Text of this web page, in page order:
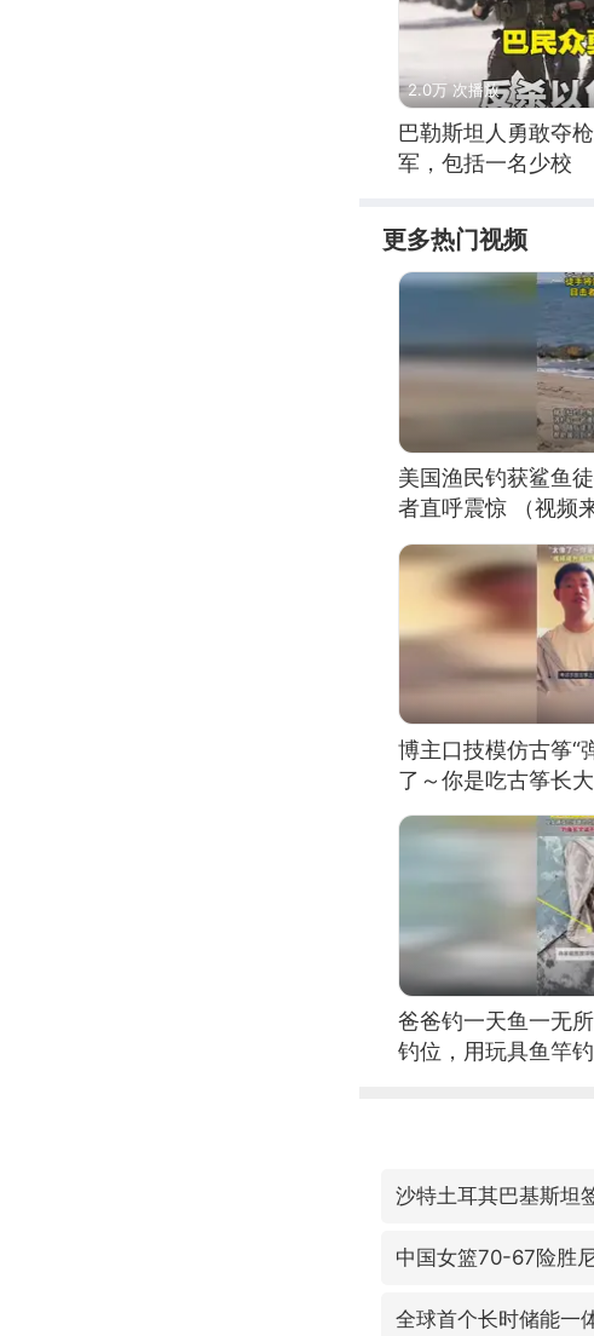
2.0万 次播放
巴勒斯坦人勇敢夺
军，包括一名少校
更多热门视频
美国渔民钓获鲨鱼
者直呼震惊 （视频
博主口技模仿古筝“
了～你是吃古筝长
位考级不带古筝的
日电讯）
爸爸钓一天鱼一无
钓位，用玩具鱼竿
沙特土耳其巴基斯坦
中国女篮70-67险胜
全球首个长时储能一